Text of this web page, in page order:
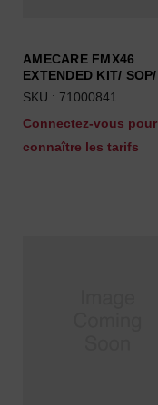
AMECARE FMX46
EXTENDED KIT/ SOP/
SKU : 71000841
Connectez-vous pour
connaître les tarifs